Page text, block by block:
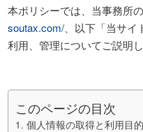
本ポリシーでは、当事務所
soutax.com/、以下「当サイ
利用、管理についてご説明し
このページの目次
1. 個人情報の取得と利用目的